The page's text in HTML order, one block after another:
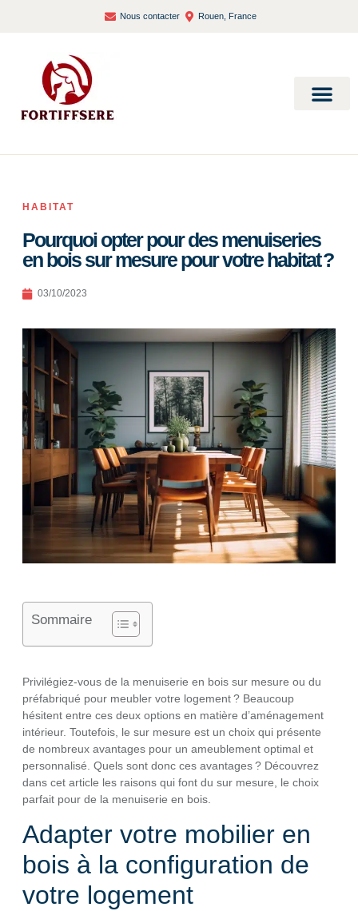
Nous contacter Rouen, France
HABITAT
Pourquoi opter pour des menuiseries
en bois sur mesure pour votre habitat ?
03/10/2023
Sommaire
Privilégiez-vous de la menuiserie en bois sur mesure ou du
préfabriqué pour meubler votre logement ? Beaucoup
hésitent entre ces deux options en matière d’aménagement
intérieur. Toutefois, le sur mesure est un choix qui présente
de nombreux avantages pour un ameublement optimal et
personnalisé. Quels sont donc ces avantages ? Découvrez
dans cet article les raisons qui font du sur mesure, le choix
parfait pour de la menuiserie en bois.
Adapter votre mobilier en
bois à la configuration de
votre logement